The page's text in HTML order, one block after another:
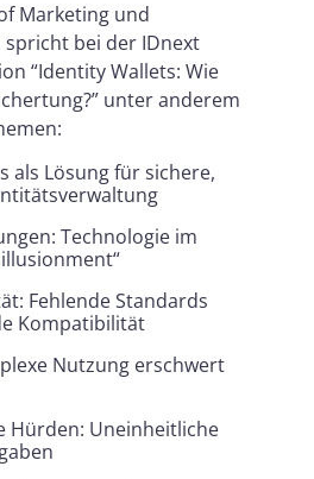
Marketing und
bei der IDnext
“Identity Wallets: Wie
unter anderem
als Lösung für sichere,
Technologie im
Fehlende Standards
Kompatibilität
Nutzung erschwert
Hürden: Uneinheitliche